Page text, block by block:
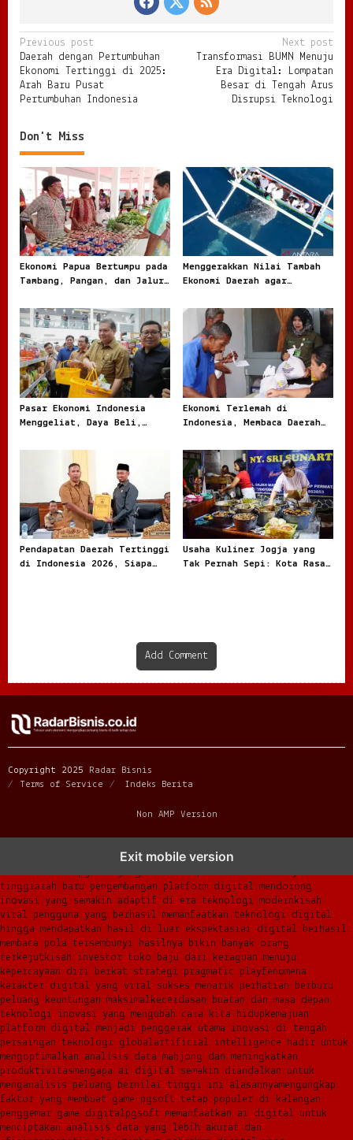
P
o
s
n
a
i
g
a
t
i
o
n
Previous post
Daerah dengan Pertumbuhan
Ekonomi Tertinggi di 2025:
Arah Baru Pusat
Pertumbuhan Indonesia
Next post
Transformasi BUMN Menuju
Era Digital: Lompatan
Besar di Tengah Arus
Disrupsi Teknologi
Don't Miss
Ekonomi Papua Bertumpu pada
Tambang, Pangan, dan Jalur
Menggerakkan Nilai Tambah
Ekonomi Daerah agar
Mentah
Pasar Ekonomi Indonesia
Menggeliat, Daya Beli,
Jadi Sorotan
Ekonomi Terlemah di
Indonesia, Membaca Daerah
Realita
Pendapatan Daerah Tertinggi
di Indonesia 2026, Siapa
Usaha Kuliner Jogja yang
Tak Pernah Sepi: Kota Rasa
Add Comment
Copyright 2025 Radar Bisnis
Terms of Service
Indeks Berita
Non AMP Version
Exit mobile version
dalam menghadirkan inovasi berkualitasai digital menjadi kunci
tinggiarah baru pengembangan platform digital mendorong
inovasi yang semakin adaptif di era teknologi modern kisah
viral pengguna yang berhasil memanfaatkan teknologi digital
hingga mendapatkan hasil di luar ekspektasiai digital berhasil
membaca pola tersembunyi hasilnya bikin banyak orang
terkejutkisah investor toko baju dari keraguan menuju
kepercayaan diri berkat strategi pragmatic playfenomena
karakter digital yang viral sukses menarik perhatian berburu
peluang keuntungan maksimal kecerdasan buatan dan masa depan
teknologi inovasi yang mengubah cara kita hidup kemajuan
platform digital menjadi penggerak utama inovasi di tengah
persaingan teknologi globalartificial intelligence hadir untuk
mengoptimalkan analisis data mahjong dan meningkatkan
produktivitasmengapa ai digital semakin diandalkan untuk
menganalisis peluang bernilai tinggi ini alasannyamengungkap
faktor yang membuat game pgsoft tetap populer di kalangan
penggemar game digitalpgsoft memanfaatkan ai digital untuk
menciptakan analisis data yang lebih akurat dan